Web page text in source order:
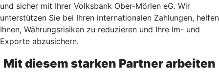
und sicher mit Ihrer Volksbank Ober-Mörlen eG. Wir
unterstützen Sie bei Ihren internationalen Zahlungen, helfen
Ihnen, Währungsrisiken zu reduzieren und Ihre Im- und
Exporte abzusichern.
Mit diesem starken Partner arbeiten